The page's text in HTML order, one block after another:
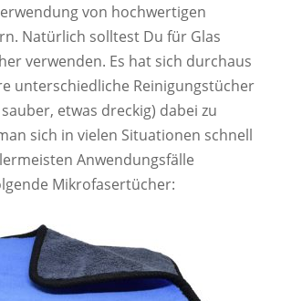
von hochwertigen
Natürlich solltest Du für Glas
verwenden. Es hat sich durchaus
unterschiedliche Reinigungstücher
etwas dreckig) dabei zu
sich in vielen Situationen schnell
Anwendungsfälle
Mikrofasertücher: